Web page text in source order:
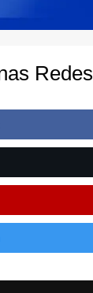
Redes